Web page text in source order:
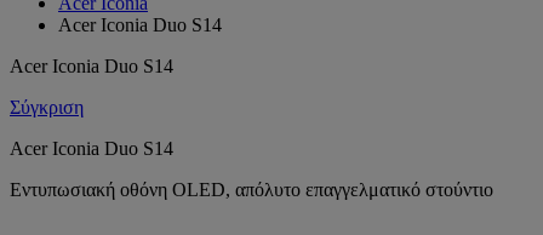
Acer Iconia Duo S14
Acer Iconia Duo S14
Σύγκριση
Acer Iconia Duo S14
Εντυπωσιακή οθόνη OLED, απόλυτο επαγγελματικό στούντιο